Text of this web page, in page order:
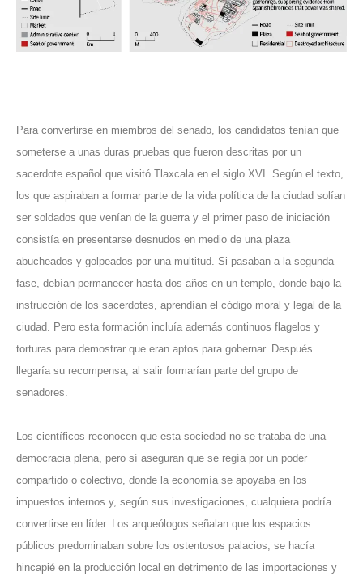
Para convertirse en miembros del senado, los candidatos tenían que
someterse a unas duras pruebas que fueron descritas por un
sacerdote español que visitó Tlaxcala en el siglo XVI. Según el texto,
los que aspiraban a formar parte de la vida política de la ciudad solían
ser soldados que venían de la guerra y el primer paso de iniciación
consistía en presentarse desnudos en medio de una plaza
abucheados y golpeados por una multitud. Si pasaban a la segunda
fase, debían permanecer hasta dos años en un templo, donde bajo la
instrucción de los sacerdotes, aprendían el código moral y legal de la
ciudad. Pero esta formación incluía además continuos flagelos y
torturas para demostrar que eran aptos para gobernar. Después
llegaría su recompensa, al salir formarían parte del grupo de
senadores.
Los científicos reconocen que esta sociedad no se trataba de una
democracia plena, pero sí aseguran que se regía por un poder
compartido o colectivo, donde la economía se apoyaba en los
impuestos internos y, según sus investigaciones, cualquiera podría
convertirse en líder. Los arqueólogos señalan que los espacios
públicos predominaban sobre los ostentosos palacios, se hacía
hincapié en la producción local en detrimento de las importaciones y